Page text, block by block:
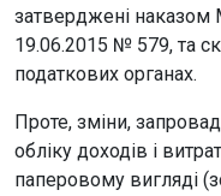
затверджені наказом
19.06.2015 № 579, та
податкових органах.
Проте, зміни,
обліку доходів і
паперовому вигляді